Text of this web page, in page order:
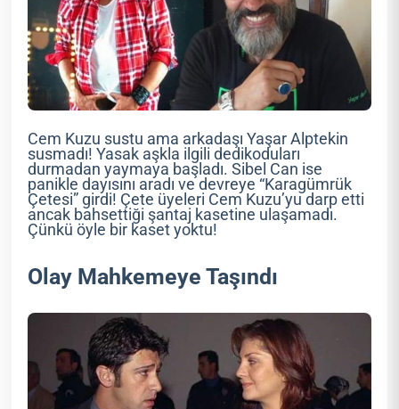
Cem Kuzu sustu ama arkadaşı Yaşar Alptekin
susmadı! Yasak aşkla ilgili dedikoduları
durmadan yaymaya başladı. Sibel Can ise
panikle dayısını aradı ve devreye “Karagümrük
Çetesi” girdi! Çete üyeleri Cem Kuzu’yu darp etti
ancak bahsettiği şantaj kasetine ulaşamadı.
Çünkü öyle bir kaset yoktu!
Olay Mahkemeye Taşındı